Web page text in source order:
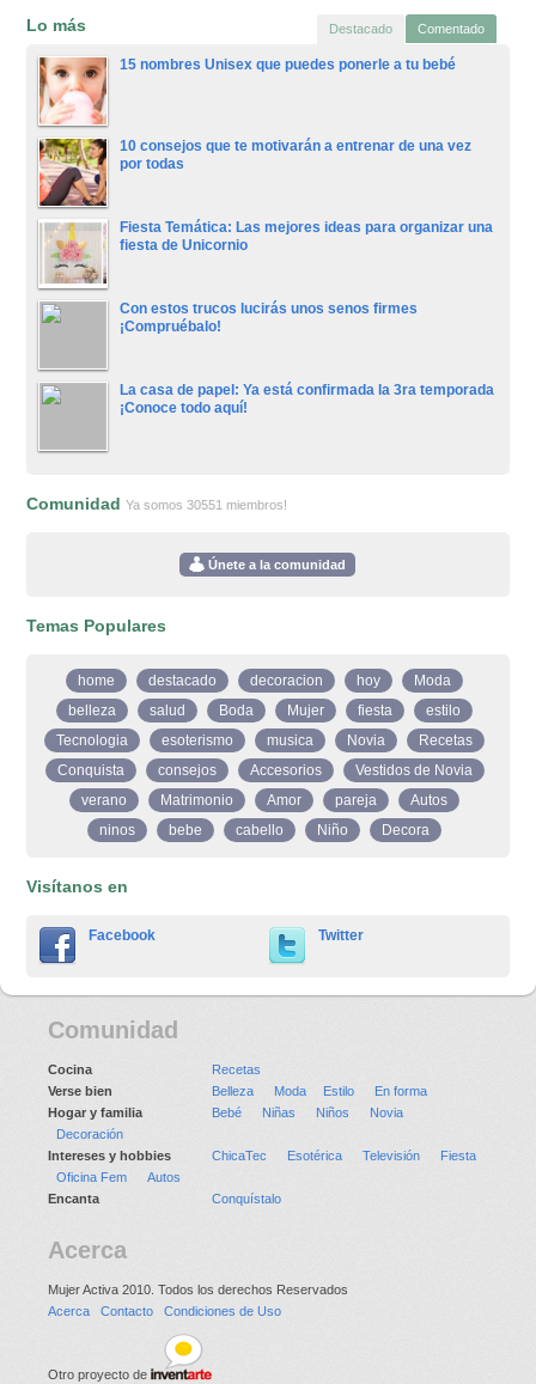
Lo más Destacado Comentado
15 nombres Unisex que puedes ponerle a tu bebé
10 consejos que te motivarán a entrenar de una vez
por todas
Fiesta Temática: Las mejores ideas para organizar una
fiesta de Unicornio
Con estos trucos lucirás unos senos firmes
¡Compruébalo!
La casa de papel: Ya está confirmada la 3ra temporada
¡Conoce todo aquí!
ComunidadYa somos 30551 miembros!
Únete a la comunidad
Temas Populares
home destacado decoracion hoy
Moda
belleza
salud Boda Mujer fiesta
estilo
Tecnologia
esoterismo musica Novia
Recetas
Conquista
consejos Accesorios
Vestidos de Novia
verano
Matrimonio Amor pareja
Autos
ninos
bebe cabello Niño Decora
Visítanos en
Facebook Twitter
Comunidad
Cocina
Recetas
Verse bien
Belleza Moda Estilo
En forma
Hogar y familia
Bebé Niñas Niños
Novia
Decoración
Intereses y hobbies
ChicaTec Esotérica Televisión
Fiesta
Oficina Fem
Autos
Encanta
Conquístalo
Acerca
Mujer Activa 2010. Todos los derechos Reservados
Acerca
Contacto Condiciones de Uso
Otro proyecto de